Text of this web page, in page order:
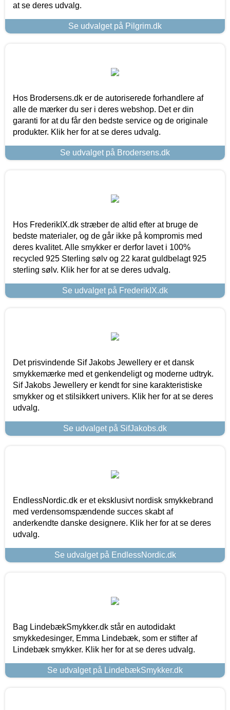
at se deres udvalg.
Se udvalget på Pilgrim.dk
Hos Brodersens.dk er de autoriserede forhandlere af
alle de mærker du ser i deres webshop. Det er din
garanti for at du får den bedste service og de originale
produkter. Klik her for at se deres udvalg.
Se udvalget på Brodersens.dk
Hos FrederikIX.dk stræber de altid efter at bruge de
bedste materialer, og de går ikke på kompromis med
deres kvalitet. Alle smykker er derfor lavet i 100%
recycled 925 Sterling sølv og 22 karat guldbelagt 925
sterling sølv. Klik her for at se deres udvalg.
Se udvalget på FrederikIX.dk
Det prisvindende Sif Jakobs Jewellery er et dansk
smykkemærke med et genkendeligt og moderne udtryk.
Sif Jakobs Jewellery er kendt for sine karakteristiske
smykker og et stilsikkert univers. Klik her for at se deres
udvalg.
Se udvalget på SifJakobs.dk
EndlessNordic.dk er et eksklusivt nordisk smykkebrand
med verdensomspændende succes skabt af
anderkendte danske designere. Klik her for at se deres
udvalg.
Se udvalget på EndlessNordic.dk
Bag LindebækSmykker.dk står en autodidakt
smykkedesinger, Emma Lindebæk, som er stifter af
Lindebæk smykker. Klik her for at se deres udvalg.
Se udvalget på LindebækSmykker.dk